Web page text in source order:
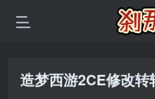
造梦西游2CE修改